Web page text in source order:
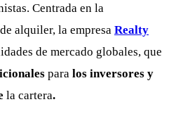
Centrada en la
alquiler, la empresa Realty
de mercado globales, que
para los inversores y
la cartera.